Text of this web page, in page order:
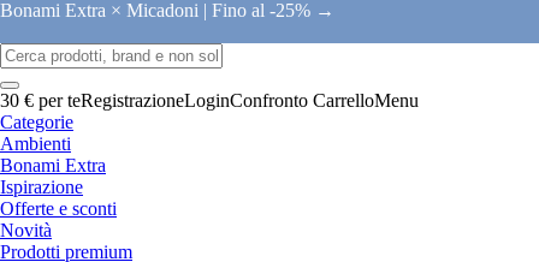
Bonami Extra × Micadoni | Fino al -25% →
30 € per teRegistrazioneLoginConfronto CarrelloMenu
Categorie
Ambienti
Bonami Extra
Ispirazione
Offerte e sconti
Novità
Prodotti premium